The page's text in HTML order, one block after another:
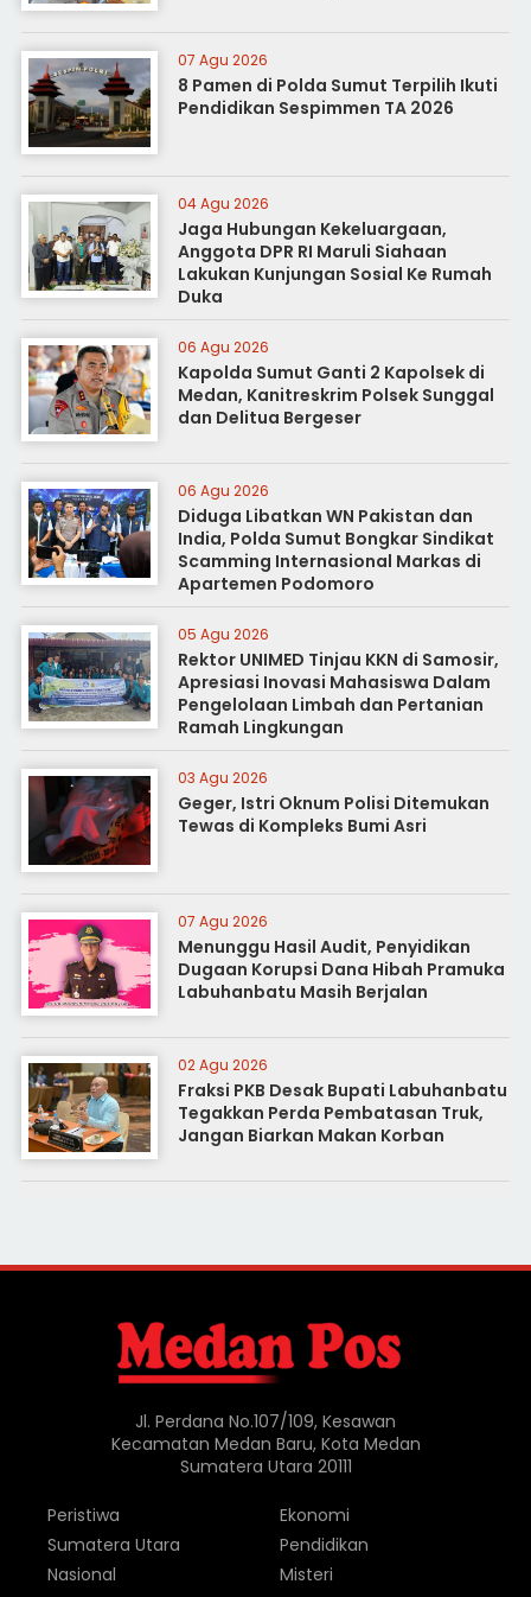
07 Agu 2026
8 Pamen di Polda Sumut Terpilih Ikuti
Pendidikan Sespimmen TA 2026
04 Agu 2026
Jaga Hubungan Kekeluargaan,
Anggota DPR RI Maruli Siahaan
Lakukan Kunjungan Sosial Ke Rumah
Duka
06 Agu 2026
Kapolda Sumut Ganti 2 Kapolsek di
Medan, Kanitreskrim Polsek Sunggal
dan Delitua Bergeser
06 Agu 2026
Diduga Libatkan WN Pakistan dan
India, Polda Sumut Bongkar Sindikat
Scamming Internasional Markas di
Apartemen Podomoro
05 Agu 2026
Rektor UNIMED Tinjau KKN di Samosir,
Apresiasi Inovasi Mahasiswa Dalam
Pengelolaan Limbah dan Pertanian
Ramah Lingkungan
03 Agu 2026
Geger, Istri Oknum Polisi Ditemukan
Tewas di Kompleks Bumi Asri
07 Agu 2026
Menunggu Hasil Audit, Penyidikan
Dugaan Korupsi Dana Hibah Pramuka
Labuhanbatu Masih Berjalan
02 Agu 2026
Fraksi PKB Desak Bupati Labuhanbatu
Tegakkan Perda Pembatasan Truk,
Jangan Biarkan Makan Korban
Jl. Perdana No.107/109, Kesawan
Kecamatan Medan Baru, Kota Medan
Sumatera Utara 20111
Peristiwa
Sumatera Utara
Nasional
Ekonomi
Pendidikan
Misteri